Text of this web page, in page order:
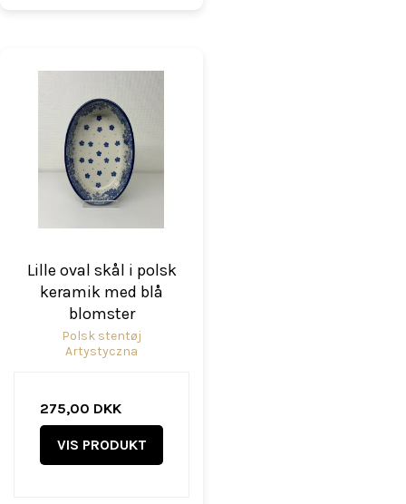
Lille oval skål i polsk
keramik med blå
blomster
Polsk stentøj
Artystyczna
275,00 DKK
VIS PRODUKT